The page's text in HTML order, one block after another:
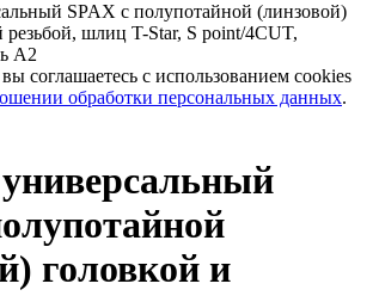
SPAX с полупотайной (линзовой)
резьбой, шлиц T-Star, S point/4CUT,
А2
соглашаетесь с использованием cookies
обработки персональных данных.
головкой и